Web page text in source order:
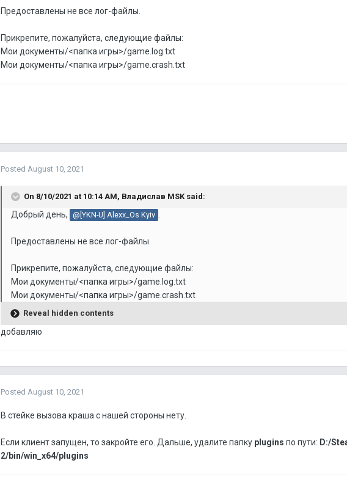
Предоставлены не все лог-файлы.
Прикрепите, пожалуйста, следующие файлы:
Мои документы/<папка игры>/game.log.txt
Мои документы/<папка игры>/game.crash.txt
Posted August 10, 2021
On 8/10/2021 at 10:14 AM, Владислав MSKsaid:
Добрый день, @[YKN-U] Alexx_Os Kyiv
Предоставлены не все лог-файлы.
Прикрепите, пожалуйста, следующие файлы:
Мои документы/<папка игры>/game.log.txt
Мои документы/<папка игры>/game.crash.txt
Reveal hidden contents
добавляю
Posted August 10, 2021
В стейке вызова краша с нашей стороны нету.
Если клиент запущен, то закройте его. Дальше, удалите папкуplugins по пути: D:/
2/bin/win_x64/plugins